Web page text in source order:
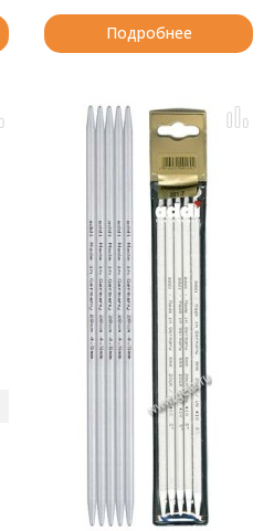
Подробнее